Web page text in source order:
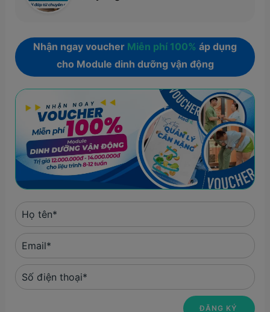
Nhận ngay voucher Miễn phí 100% áp dụng
cho Module dinh dưỡng vận động